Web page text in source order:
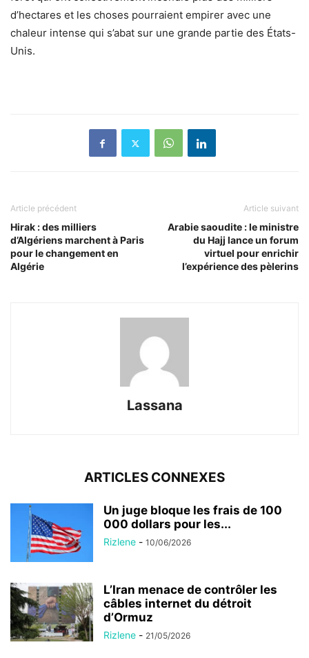
d’hectares et les choses pourraient empirer avec une
chaleur intense qui s’abat sur une grande partie des États-
Unis.
Article précédent
Hirak : des milliers
d’Algériens marchent à Paris
pour le changement en
Algérie
Article suivant
Arabie saoudite : le ministre
du Hajj lance un forum
virtuel pour enrichir
l’expérience des pèlerins
Lassana
ARTICLES CONNEXES
Un juge bloque les frais de 100
000 dollars pour les...
Rizlene - 10/06/2026
L’Iran menace de contrôler les
câbles internet du détroit
d’Ormuz
Rizlene - 21/05/2026